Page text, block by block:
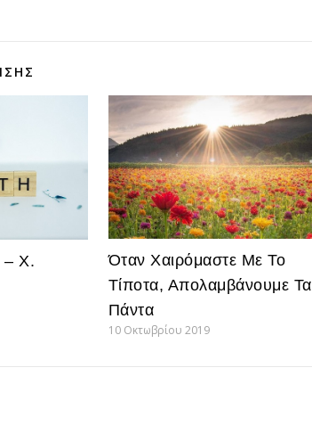
– Χ.
Όταν Χαιρόμαστε Με Το
Τίποτα, Απολαμβάνουμε Τα
Πάντα
10 Οκτωβρίου 2019